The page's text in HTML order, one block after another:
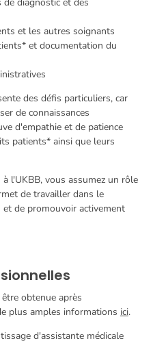
et les autres soignants
et documentation du
des défis particuliers, car
de connaissances
d'empathie et de patience
patients* ainsi que leurs
l'UKBB, vous assumez un rôle
de travailler dans le
et de promouvoir activement
obtenue après
plus amples informations ici.
d'assistante médicale